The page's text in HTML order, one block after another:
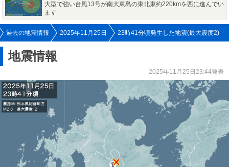
大型で強い台風13号が南大東島の東北東約220kmを西に進んでい
ます
過去の地震情報 2025年11月25日 23時41分頃発生した地震(最大震度2)
地震情報
2025年11月25日23:44発表